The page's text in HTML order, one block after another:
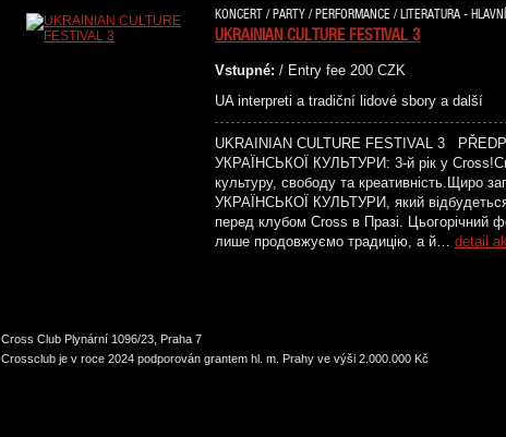
KONCERT / PARTY / PERFORMANCE / LITERATURA -
UKRAINIAN CULTURE FESTIVAL 3
Vstupné: / Entry fee 200 CZK
UA interpreti a tradiční lidové sbory a další
UKRAINIAN CULTURE FESTIVAL 3
УКРАЇНСЬКОЇ КУЛЬТУРИ: 3-й рік у
культуру, свободу та креативність.Щиро
УКРАЇНСЬКОЇ КУЛЬТУРИ, який
перед клубом Cross в Празі. Цьогорічний
лише продовжуємо традицію, а й… detail
Cross Club Plynární 1096/23, Praha 7
Crossclub je v roce 2024 podporován grantem hl. m. Prahy ve výši 2.000.000 Kč